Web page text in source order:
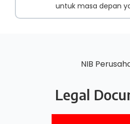
untuk masa depan
NIB
Legal